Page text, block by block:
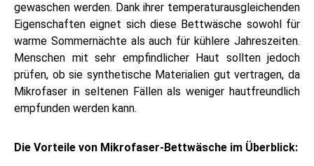
gewaschen werden. Dank ihrer temperaturausgleichenden
Eigenschaften eignet sich diese Bettwäsche sowohl für
warme Sommernächte als auch für kühlere Jahreszeiten.
Menschen mit sehr empfindlicher Haut sollten jedoch
prüfen, ob sie synthetische Materialien gut vertragen, da
Mikrofaser in seltenen Fällen als weniger hautfreundlich
empfunden werden kann.
Die Vorteile von Mikrofaser-Bettwäsche im Überblick: